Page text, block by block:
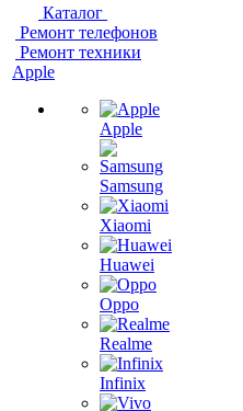
Каталог
Ремонт телефонов
Ремонт техники
Apple
Apple
Samsung
Xiaomi
Huawei
Oppo
Realme
Infinix